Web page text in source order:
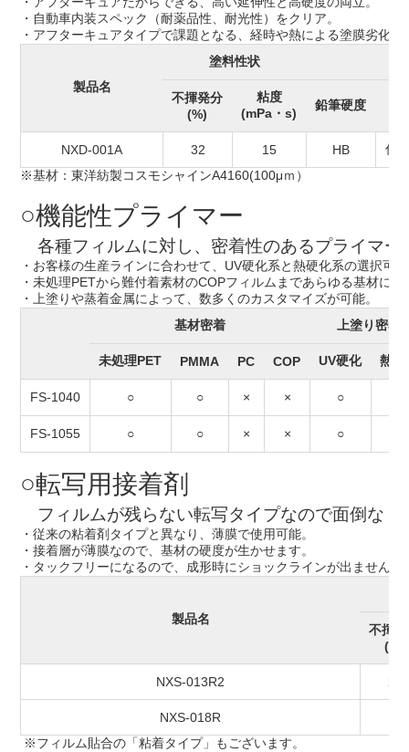
・自動車内装スペック（耐薬品性、耐光性）をクリア。
・アフターキュアタイプで課題となる、経時や熱による塗膜劣化
製品名
塗料性状
不揮発分
(%)
粘度
(mPa・s)
鉛筆硬度
NXD-001A 32 15 HB
傷
※基材：東洋紡製コスモシャインA4160(100μｍ）
○機能性プライマー
各種フィルムに対し、密着性のあるプライマー
・お客様の生産ラインに合わせて、UV硬化系と熱硬化系の選択可
・未処理PETから難付着素材のCOPフィルムまであらゆる基材に対
・上塗りや蒸着金属によって、数多くのカスタマイズが可能。
基材密着
上塗り密着
未処理PET PMMA PC COP UV硬化 熱硬
FS-1040 ○ ○ × × ○
FS-1055 ○ ○ × × ○
○転写用接着剤
フィルムが残らない転写タイプなので面倒なト
・従来の粘着剤タイプと異なり、薄膜で使用可能。
・接着層が薄膜なので、基材の硬度が生かせます。
・タックフリーになるので、成形時にショックラインが出ません。
製品名
不揮
(%)
NXS-013R2
NXS-018R
※フィルム貼合の「粘着タイプ」もございます。